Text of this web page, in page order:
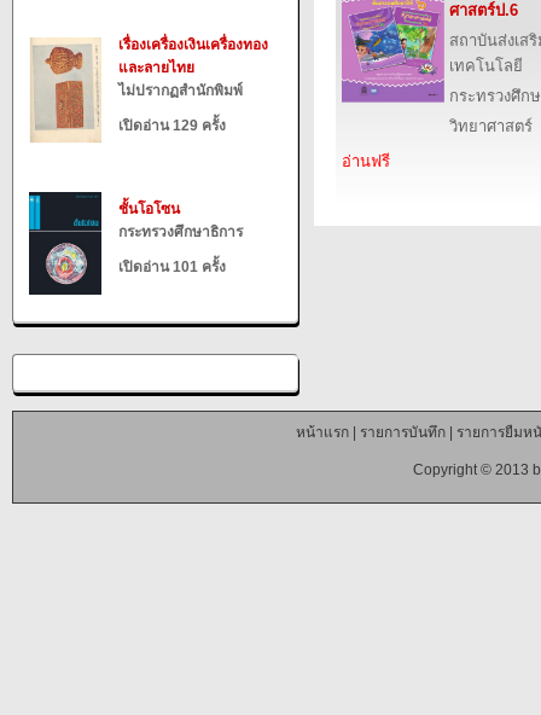
เรื่องเครื่องเงินเครื่องทอง
และลายไทย
ไม่ปรากฏสำนักพิมพ์
เปิดอ่าน 129 ครั้ง
ชั้นโอโซน
กระทรวงศึกษาธิการ
เปิดอ่าน 101 ครั้ง
ศาสตร์ป.6
สถาบันส่งเส
เทคโนโลยี
กระทรวงศึก
วิทยาศาสตร์
อ่านฟรี
หน้าแรก| รายการบันทึก| รายการยืมห
Copyright © 2013